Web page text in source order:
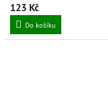
123 Kč
Do košíku